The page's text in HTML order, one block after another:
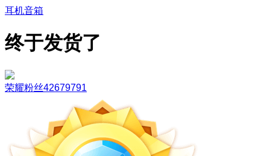
耳机音箱
终于发货了
荣耀粉丝42679791